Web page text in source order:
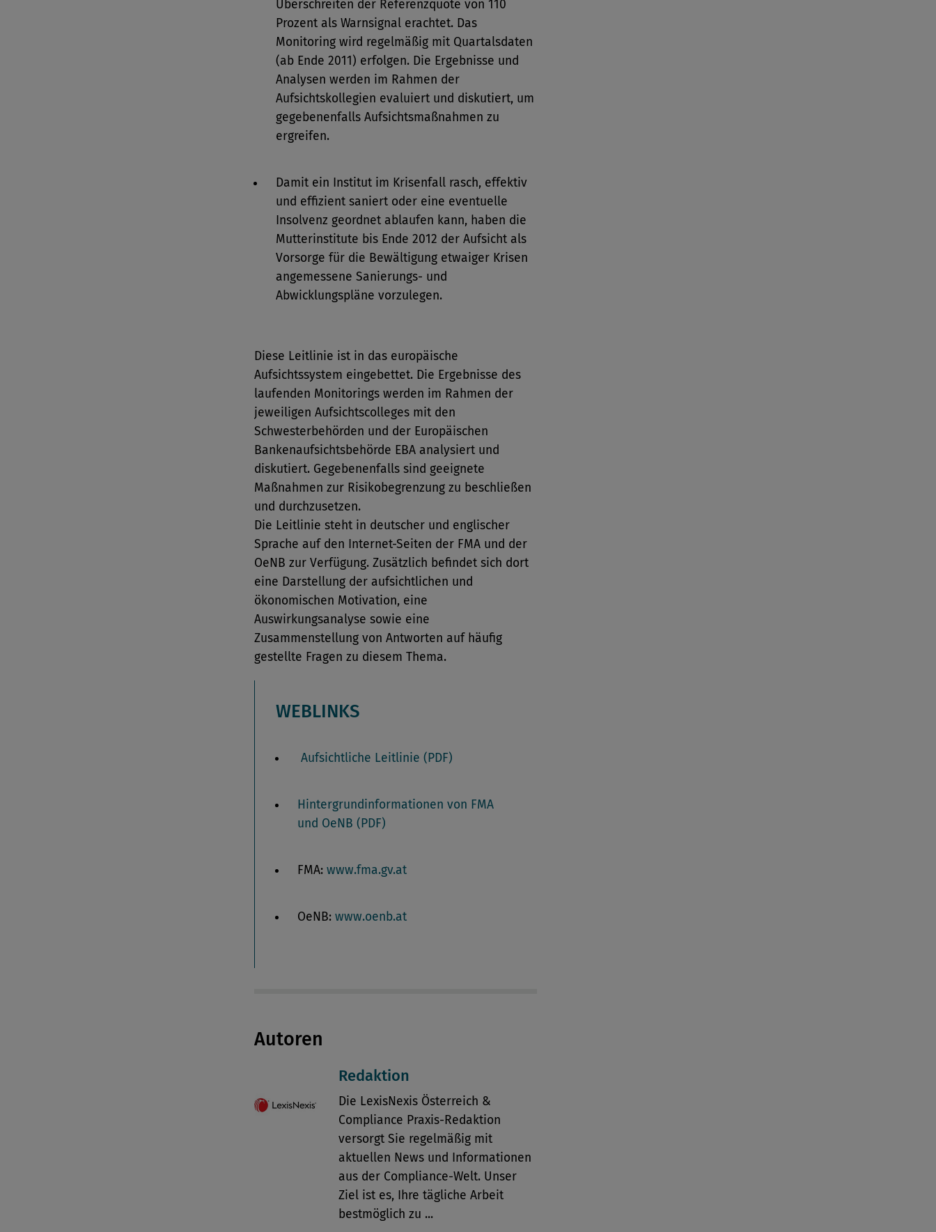
Überschreiten der Referenzquote von 110
Prozent als Warnsignal erachtet. Das
Monitoring wird regelmäßig mit Quartalsdaten
(ab Ende 2011) erfolgen. Die Ergebnisse und
Analysen werden im Rahmen der
Aufsichtskollegien evaluiert und diskutiert, um
gegebenenfalls Aufsichtsmaßnahmen zu
ergreifen.
Damit ein Institut im Krisenfall rasch, effektiv
und effizient saniert oder eine eventuelle
Insolvenz geordnet ablaufen kann, haben die
Mutterinstitute bis Ende 2012 der Aufsicht als
Vorsorge für die Bewältigung etwaiger Krisen
angemessene Sanierungs- und
Abwicklungspläne vorzulegen.
Diese Leitlinie ist in das europäische
Aufsichtssystem eingebettet. Die Ergebnisse des
laufenden Monitorings werden im Rahmen der
jeweiligen Aufsichtscolleges mit den
Schwesterbehörden und der Europäischen
Bankenaufsichtsbehörde EBA analysiert und
diskutiert. Gegebenenfalls sind geeignete
Maßnahmen zur Risikobegrenzung zu beschließen
und durchzusetzen.
Die Leitlinie steht in deutscher und englischer
Sprache auf den Internet-Seiten der FMA und der
OeNB zur Verfügung. Zusätzlich befindet sich dort
eine Darstellung der aufsichtlichen und
ökonomischen Motivation, eine
Auswirkungsanalyse sowie eine
Zusammenstellung von Antworten auf häufig
gestellte Fragen zu diesem Thema.
WEBLINKS
Aufsichtliche Leitlinie (PDF)
Hintergrundinformationen von FMA
und OeNB (PDF)
FMA: www.fma.gv.at
OeNB: www.oenb.at
Autoren
Redaktion
Die LexisNexis Österreich &
Compliance Praxis-Redaktion
versorgt Sie regelmäßig mit
aktuellen News und Informationen
aus der Compliance-Welt. Unser
Ziel ist es, Ihre tägliche Arbeit
bestmöglich zu ...